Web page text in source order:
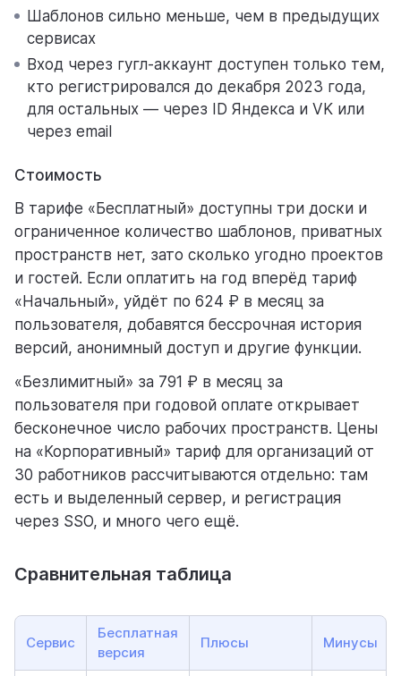
Шаблонов сильно меньше, чем в предыдущих
сервисах
Вход через гугл-аккаунт доступен только тем,
кто регистрировался до декабря 2023 года,
для остальных — через ID Яндекса и VK или
через email
Стоимость
В тарифе «Бесплатный» доступны три доски и
ограниченное количество шаблонов, приватных
пространств нет, зато сколько угодно проектов
и гостей. Если оплатить на год вперёд тариф
«Начальный», уйдёт по 624 ₽ в месяц за
пользователя, добавятся бессрочная история
версий, анонимный доступ и другие функции.
«Безлимитный» за 791 ₽ в месяц за
пользователя при годовой оплате открывает
бесконечное число рабочих пространств. Цены
на «Корпоративный» тариф для организаций от
30 работников рассчитываются отдельно: там
есть и выделенный сервер, и регистрация
через SSO, и много чего ещё.
Сравнительная таблица
Сервис
Бесплатная
версия
Плюсы Минусы